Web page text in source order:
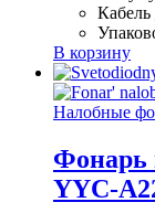
В корзину
Налобные
Фонарь
YYC-